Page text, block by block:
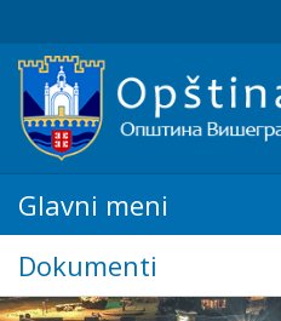
Glavni meni
Dokumenti